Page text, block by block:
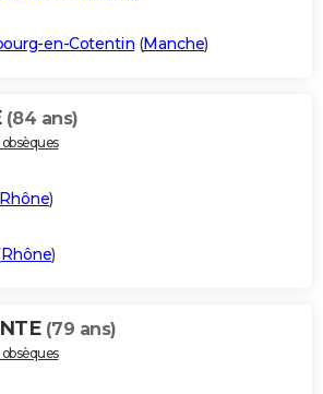
en-Cotentin (Manche)
(84 ans)
)
Rhône)
(79 ans)